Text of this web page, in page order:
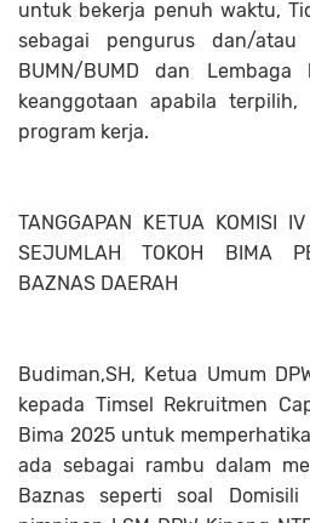
untuk bekerja penuh waktu,
sebagai pengurus dan/
BUMN/BUMD dan
keanggotaan apabila
program kerja.
TANGGAPAN KETUA KOMISI
SEJUMLAH TOKOH BIMA
BAZNAS DAERAH
Budiman,SH, Ketua Umum
kepada Timsel Rekruitmen
Bima 2025 untuk
ada sebagai rambu dalam
Baznas seperti soal Domisili